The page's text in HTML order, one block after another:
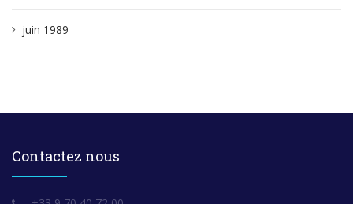
juin 1989
Contactez nous